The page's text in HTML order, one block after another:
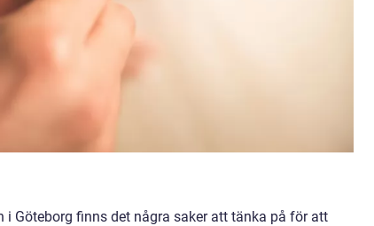
i Göteborg finns det några saker att tänka på för att